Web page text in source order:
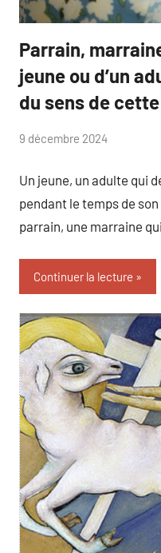
catéchuménatNon
classé
Parrain,
jeune ou d’un
du sens de
par
Warnier
9 décembre 2024
Un jeune, un adulte qui
pendant le temps de
parrain, une marraine
Continuer la lecture